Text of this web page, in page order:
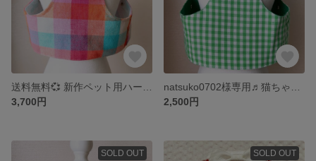
3,700円
2,500円
SOLD OUT SOLD OUT